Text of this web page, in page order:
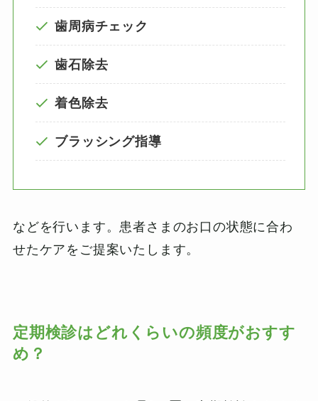
歯周病チェック
歯石除去
着色除去
ブラッシング指導
などを行います。患者さまのお口の状態に合わ
せたケアをご提案いたします。
定期検診はどれくらいの頻度がおすす
め？